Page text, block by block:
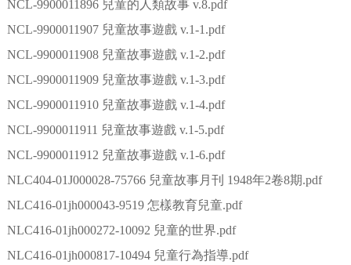
NCL-9900011896 兒童的人類故事 v.8.pdf
NCL-9900011907 兒童故事遊戲 v.1-1.pdf
NCL-9900011908 兒童故事遊戲 v.1-2.pdf
NCL-9900011909 兒童故事遊戲 v.1-3.pdf
NCL-9900011910 兒童故事遊戲 v.1-4.pdf
NCL-9900011911 兒童故事遊戲 v.1-5.pdf
NCL-9900011912 兒童故事遊戲 v.1-6.pdf
NLC404-01J000028-75766 兒童故事月刊 1948年2卷8期.pdf
NLC416-01jh000043-9519 怎樣教育兒童.pdf
NLC416-01jh000272-10092 兒童的世界.pdf
NLC416-01jh000817-10494 兒童行為指導.pdf